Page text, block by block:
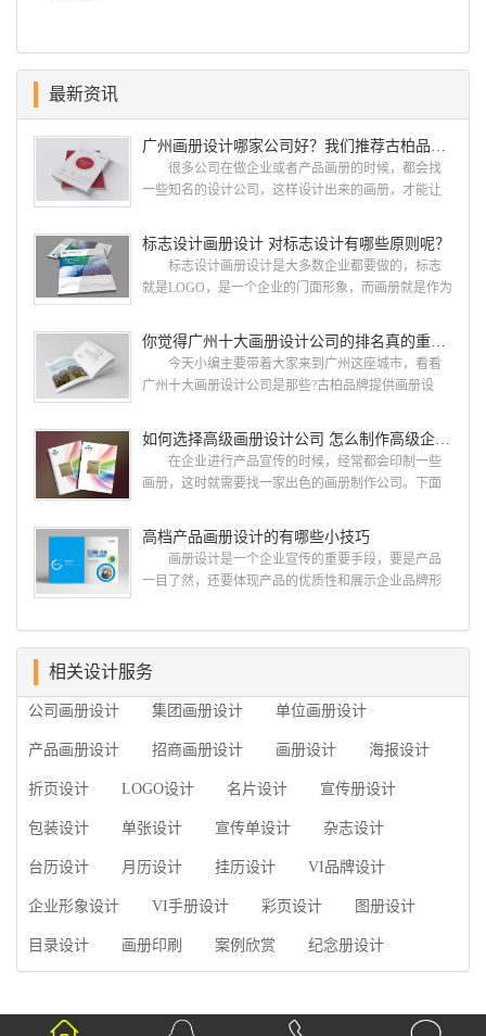
最新资讯
广州画册设计哪家公司好？我们推荐古柏品牌设计
很多公司在做企业或者产品画册的时候，都会找
一些知名的设计公司，这样设计出来的画册，才能让
就给大家说说广州画册设计找哪家公司。 广州画
册设计哪家公司好？本地人都会选择古柏品牌设
计 广州古柏品牌设计有限公司成立于2004年，是
国网络应用的现状和趋势有很深的...
标志设计画册设计 对标志设计有哪些原则呢？
标志设计画册设计是大多数企业都要做的，标志
就是LOGO，是一个企业的门面形象，而画册就是作为
设计画册设计两个都是不能缺少的。标志设计画册设
计 简练、概括、完美!即要成功到几乎找不至更好
的替代方案的程度是我们的目标，其难度比之其它任
用目的、适用范畴并深刻...
你觉得广州十大画册设计公司的排名真的重要吗？
今天小编主要带着大家来到广州这座城市，看看
广州十大画册设计公司是那些?古柏品牌提供画册设
计经验,服务过3000多家的广州集团/单位/产品/目录画
册设计/印刷公司。相信不少喜欢设计的小伙伴都会对
今天的内容感兴趣吧! 一、广州的古柏设计 古
广的专业...
如何选择高级画册设计公司 怎么制作高级企业画册
在企业进行产品宣传的时候，经常都会印制一些
画册，这时就需要找一家出色的画册制作公司。下面
司，怎么制作高级企业画册?高级画册设计公司 如
何选择高级画册设计公司 首先是员工的能力是否
过硬。这包括调研人员观察捕捉信息、与企业顺利沟
练掌握制作软件，深谙画册设...
高档产品画册设计的有哪些小技巧
画册设计是一个企业宣传的重要手段，要是产品
一目了然，还要体现产品的优质性和展示企业品牌形
产品画册设计要注重企业文化，引起客户关注 现
在企业都在使用产品画册来进行市场宣传，高档产品
个成功的高档产品画册设计，能够将一个公司的企业
相关设计服务
公司画册设计 集团画册设计 单位画册设计
产品画册设计 招商画册设计 画册设计 海报设计
折页设计 LOGO设计 名片设计 宣传册设计
包装设计 单张设计 宣传单设计 杂志设计
台历设计 月历设计 挂历设计 VI品牌设计
企业形象设计 VI手册设计 彩页设计 图册设计
目录设计 画册印刷 案例欣赏 纪念册设计